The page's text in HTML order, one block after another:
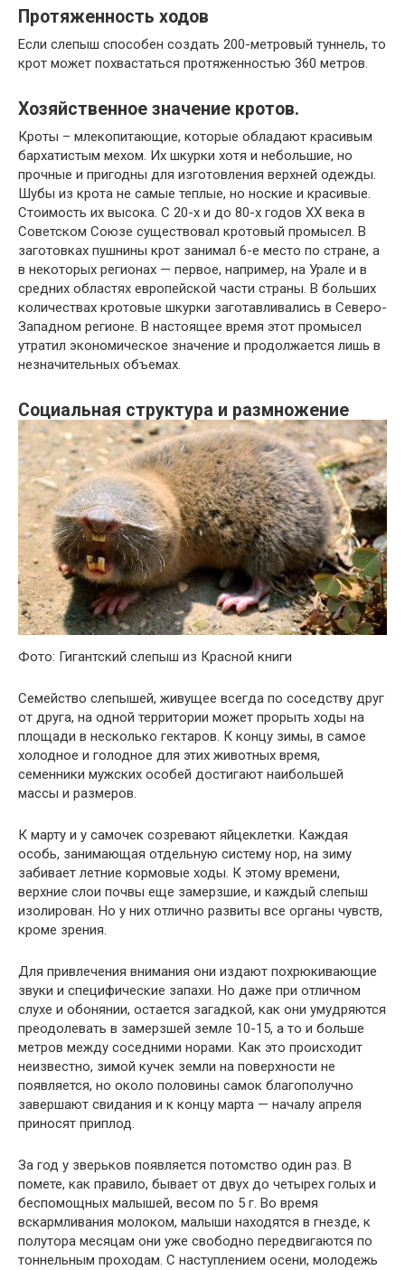
Протяженность ходов
Если слепыш способен создать 200-метровый туннель, то
крот может похвастаться протяженностью 360 метров.
Хозяйственное значение кротов.
Кроты – млекопитающие, которые обладают красивым
бархатистым мехом. Их шкурки хотя и небольшие, но
прочные и пригодны для изготовления верхней одежды.
Шубы из крота не самые теплые, но ноские и красивые.
Стоимость их высока. С 20-х и до 80-х годов XX века в
Советском Союзе существовал кротовый промысел. В
заготовках пушнины крот занимал 6-е место по стране, а
в некоторых регионах — первое, например, на Урале и в
средних областях европейской части страны. В больших
количествах кротовые шкурки заготавливались в Северо-
Западном регионе. В настоящее время этот промысел
утратил экономическое значение и продолжается лишь в
незначительных объемах.
Социальная структура и размножение
Фото: Гигантский слепыш из Красной книги
Семейство слепышей, живущее всегда по соседству друг
от друга, на одной территории может прорыть ходы на
площади в несколько гектаров. К концу зимы, в самое
холодное и голодное для этих животных время,
семенники мужских особей достигают наибольшей
массы и размеров.
К марту и у самочек созревают яйцеклетки. Каждая
особь, занимающая отдельную систему нор, на зиму
забивает летние кормовые ходы. К этому времени,
верхние слои почвы еще замерзшие, и каждый слепыш
изолирован. Но у них отлично развиты все органы чувств,
кроме зрения.
Для привлечения внимания они издают похрюкивающие
звуки и специфические запахи. Но даже при отличном
слухе и обонянии, остается загадкой, как они умудряются
преодолевать в замерзшей земле 10-15, а то и больше
метров между соседними норами. Как это происходит
неизвестно, зимой кучек земли на поверхности не
появляется, но около половины самок благополучно
завершают свидания и к концу марта — началу апреля
приносят приплод.
За год у зверьков появляется потомство один раз. В
помете, как правило, бывает от двух до четырех голых и
беспомощных малышей, весом по 5 г. Во время
вскармливания молоком, малыши находятся в гнезде, к
полутора месяцам они уже свободно передвигаются по
тоннельным проходам. С наступлением осени, молодежь